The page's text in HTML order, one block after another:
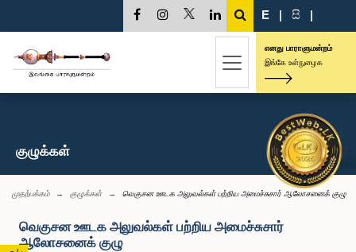
E | සි |
எனது பாராளுமன்றம்
இங்கே உள்நுழைக
குழுக்கள்
முதற்பக்கம் குழுக்கள் வெகுசன ஊடக அலுவல்கள் பற்றிய அமைச்சுசார் ஆலோசனைக் குழு
வெகுசன ஊடக அலுவல்கள் பற்றிய அமைச்சுசார்
ஆலோசனைக் குழு